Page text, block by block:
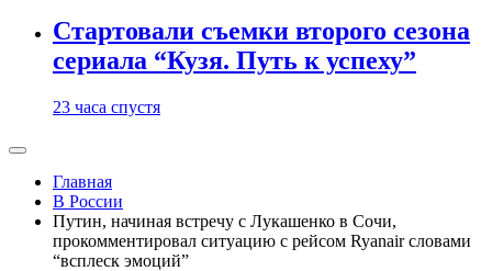
Стартовали съемки второго сезона
сериала “Кузя. Путь к успеху”
23 часа спустя
Главная
В России
Путин, начиная встречу с Лукашенко в Сочи,
прокомментировал ситуацию с рейсом Ryanair словами
“всплеск эмоций”